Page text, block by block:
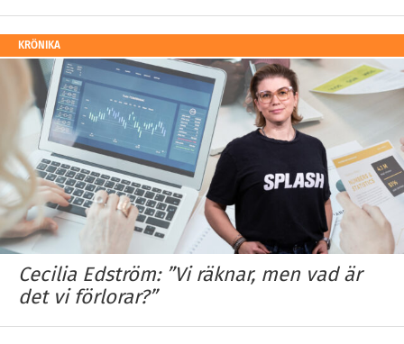
KRÖNIKA
Cecilia Edström: ”Vi räknar, men vad är
det vi förlorar?”